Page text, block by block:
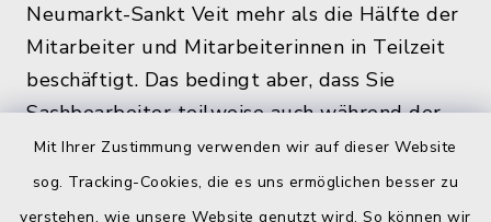
Mit Ihrer Zustimmung verwenden wir auf dieser Website
sog. Tracking-Cookies, die es uns ermöglichen besser zu
verstehen, wie unsere Website genutzt wird. So können wir
Neumarkt-Sankt Veit mehr als die Hälfte der
Mitarbeiter und Mitarbeiterinnen in Teilzeit
beschäftigt. Das bedingt aber, dass Sie
Sachbearbeiter teilweise auch während der
üblichen Bürozeiten und zu den
Öffnungszeiten, nicht im Rathaus antreffen.